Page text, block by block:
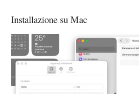
Installazione su Mac